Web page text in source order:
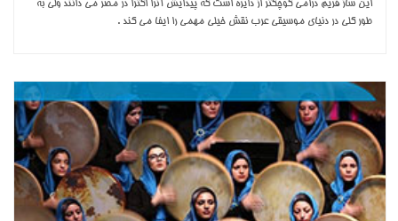
این ساز فریم درامی کوچکتر از دایره است که پیدایش آنرا اکثرا در مصر می دانند ولی به
طور کلی در دنیای موسیقی عرب نقش خیلی مهمی را ایفا می کند .